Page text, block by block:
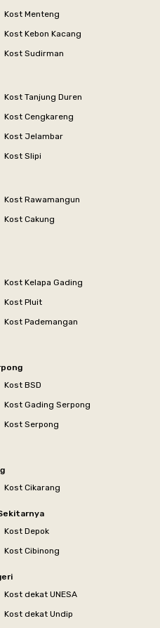
Kost Menteng
Kost Kebon Kacang
Kost Sudirman
Kost Tanjung Duren
Kost Cengkareng
Kost Jelambar
Kost Slipi
Kost Rawamangun
Kost Cakung
Kost Kelapa Gading
Kost Pluit
Kost Pademangan
Kost BSD
Kost Gading Serpong
Kost Serpong
Kost Cikarang
Kost Depok
Kost Cibinong
Kost dekat UNESA
Kost dekat Undip